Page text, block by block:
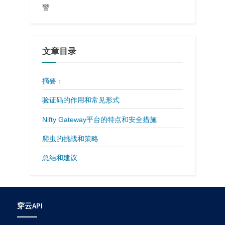
警
文章目录
摘要：
验证码的作用和常见形式
Nifty Gateway平台的特点和安全措施
爬虫的挑战和策略
总结和建议
穿云API